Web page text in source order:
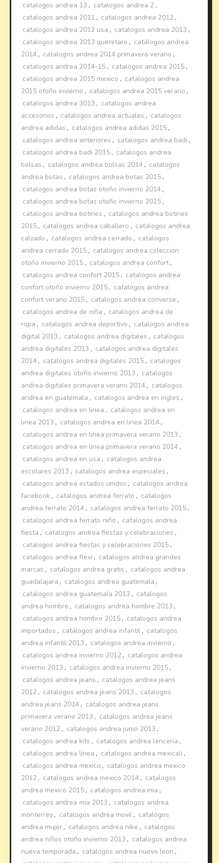
catalogos andrea 13 , catalogos andrea 2 ,
catalogos andrea 2011 , catalogos andrea 2012 ,
catalogos andrea 2012 usa , catalogos andrea 2013 ,
catalogos andrea 2013 queretaro , catálogos andrea
2014 , catalogos andrea 2014 primavera verano ,
catalogos andrea 2014-15 , catalogos andrea 2015 ,
catalogos andrea 2015 mexico , catalogos andrea
2015 otoño invierno , catalogos andrea 2015 verano ,
catalogos andrea 3013 , catalogos andrea
accesorios , catalogos andrea actuales , catalogos
andrea adidas , catalogos andrea adidas 2015 ,
catalogos andrea anteriores , catalogos andrea badi ,
catalogos andrea badi 2015 , catalogos andrea
bolsas , catalogos andrea bolsas 2014 , catalogos
andrea botas , catalogos andrea botas 2015 ,
catalogos andrea botas otoño invierno 2014 ,
catalogos andrea botas otoño invierno 2015 ,
catalogos andrea botines , catalogos andrea botines
2015 , catalogos andrea caballero , catalogos andrea
calzado , catalogos andrea cerrado , catalogos
andrea cerrado 2015 , catalogos andrea coleccion
otoño invierno 2015 , catalogos andrea confort,
catalogos andrea confort 2015 , catalogos andrea
confort otoño invierno 2015 , catalogos andrea
confort verano 2015 , catalogos andrea converse ,
catalogos andrea de niña , catalogos andrea de
ropa , catalogos andrea deportivo , catalogos andrea
digital 2013 , catalogos andrea digitales , catalogos
andrea digitales 2013 , catalogos andrea digitales
2014 , catalogos andrea digitales 2015 , catalogos
andrea digitales otoño invierno 2013 , catalogos
andrea digitales primavera verano 2014 , catalogos
andrea en guatemala , catalogos andrea en ingles ,
catalogos andrea en linea , catalogos andrea en
linea 2013 , catalogos andrea en linea 2014 ,
catalogos andrea en linea primavera verano 2013 ,
catalogos andrea en linea primavera verano 2014 ,
catalogos andrea en usa , catalogos andrea
escolares 2013 , catalogos andrea especiales ,
catalogos andrea estados unidos , catalogos andrea
facebook , catalogos andrea ferrato , catalogos
andrea ferrato 2014 , catalogos andrea ferrato 2015 ,
catalogos andrea ferrato niño , catalogos andrea
fiesta , catalogos andrea fiestas y celebraciones ,
catalogos andrea fiestas y celebraciones 2015 ,
catalogos andrea flexi , catalogos andrea grandes
marcas , catalogos andrea gratis , catalogos andrea
guadalajara , catalogos andrea guatemala ,
catalogos andrea guatemala 2013 , catalogos
andrea hombre , catalogos andrea hombre 2013 ,
catalogos andrea hombre 2015 , catalogos andrea
importados , catalogos andrea infantil , catalogos
andrea infantil 2013 , catalogos andrea invierno ,
catalogos andrea invierno 2012 , catalogos andrea
invierno 2013 , catalogos andrea invierno 2015 ,
catalogos andrea jeans , catalogos andrea jeans
2012 , catalogos andrea jeans 2013 , catalogos
andrea jeans 2014 , catalogos andrea jeans
primavera verano 2013 , catalogos andrea jeans
verano 2012 , catalogos andrea junio 2013 ,
catalogos andrea kits , catalogos andrea lenceria ,
catalogos andrea linea , catalogos andrea mexicali ,
catalogos andrea mexico , catalogos andrea mexico
2012 , catalogos andrea mexico 2014 , catalogos
andrea mexico 2015 , catalogos andrea mia ,
catalogos andrea mia 2013 , catalogos andrea
monterrey , catalogos andrea movil , catalogos
andrea mujer , catalogos andrea nike , catalogos
andrea niños otoño invierno 2013 , catalogos andrea
nueva temporada , catalogos andrea nuevo leon ,